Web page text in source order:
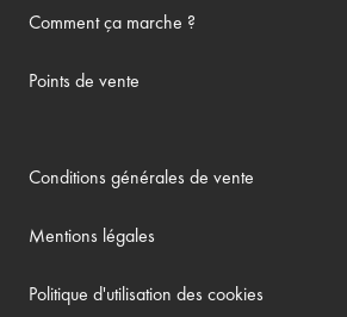
Comment ça marche ?
Points de vente
Conditions générales de vente
Mentions légales
Politique d'utilisation des cookies